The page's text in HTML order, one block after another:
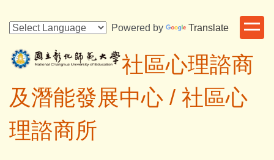
到
要
內
區
Powered by Translate
社區心理諮商
及潛能發展中心 / 社區心
理諮商所